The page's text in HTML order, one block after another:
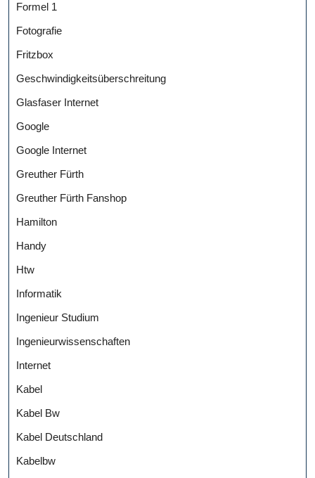
Formel 1
Fotografie
Fritzbox
Geschwindigkeitsüberschreitung
Glasfaser Internet
Google
Google Internet
Greuther Fürth
Greuther Fürth Fanshop
Hamilton
Handy
Htw
Informatik
Ingenieur Studium
Ingenieurwissenschaften
Internet
Kabel
Kabel Bw
Kabel Deutschland
Kabelbw